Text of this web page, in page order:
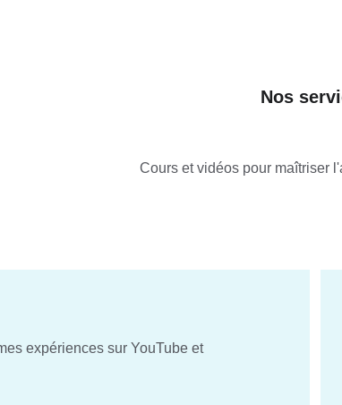
Nos
Cours et vidéos pour maîtriser
expériences sur YouTube et